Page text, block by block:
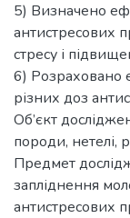
5) Визначено
антистресових
стресу і
6) Розраховано
різних доз
Об’єкт
породи, нетелі,
Предмет
запліднення
антистресових